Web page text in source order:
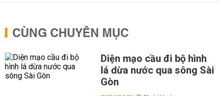
CÙNG CHUYÊN MỤC
Diện mạo cầu đi bộ hình
lá dừa nước qua sông Sài
Gòn